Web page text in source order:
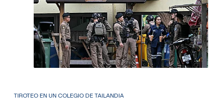
TIROTEO EN UN COLEGIO DE TAILANDIA